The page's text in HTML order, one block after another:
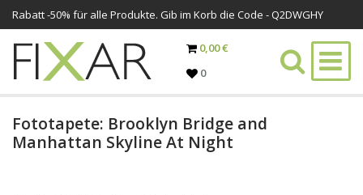
Rabatt -50% für alle Produkte. Gib im Korb die Code - Q2DWGHY
0,00 €
0
Fototapete: Brooklyn Bridge and
Manhattan Skyline At Night